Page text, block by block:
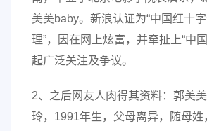
美美baby。新浪认证为“中国红十
理”，因在网上炫富，并牵扯上“中
起广泛关注及争议。
2、之后网友人肉得其资料：郭美
玲，1991年生，父母离异，随母姓